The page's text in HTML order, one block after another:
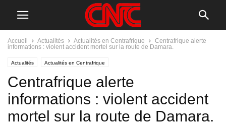
Accueil Actualités Actualités en Centrafrique
Centrafrique alerte
informations : violent accident mortel sur la route de Damara.
Actualités Actualités en Centrafrique
Centrafrique alerte
informations : violent accident
mortel sur la route de Damara.